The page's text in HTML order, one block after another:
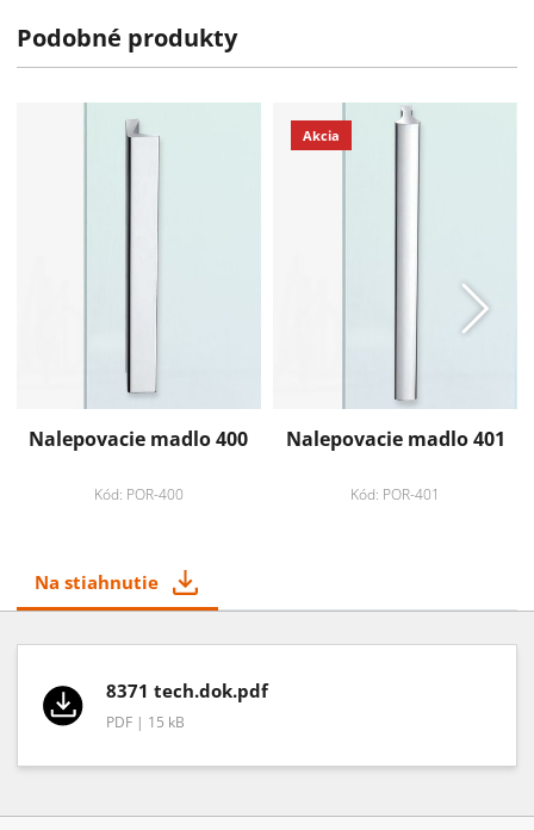
Technické informácie
Záruka: 2 roky Pridať k obľúbeným
Podobné produkty
Nalepovacie madlo 400
Kód: POR-400
Akcia
Nalepovacie madlo 401
Kód: POR-401
Na stiahnutie
8371 tech.dok.pdf
PDF | 15 kB